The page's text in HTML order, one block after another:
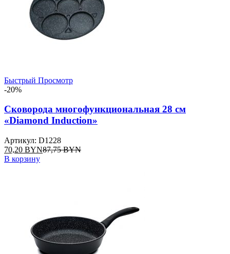
Быстрый Просмотр
-20%
Сковорода многофункциональная 28 см
«Diamond Induction»
Артикул: D1228
70,20 BYN87,75BYN
В корзину